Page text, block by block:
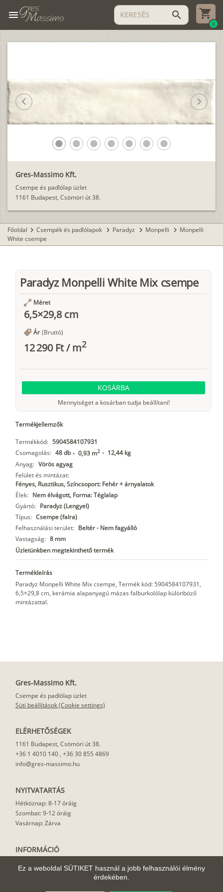
Ez a weboldal SÜTIKET használ a jobb felhasználói élmény
érdekében.
menu search
0
Gres-Massimo Kft.
Csempe és padlólap üzlet
1161 Budapest, Csömöri út 38.
lens lens lens lens lens lens lens
chevron_left chevron_right
Főoldal chevron_right Csempék és padlólapok chevron_right Paradyz chevron_right Monpelli chevron_right Monpelli
White csempe
Paradyz Monpelli White Mix csempe
Méret
6,5×29,8 cm
Ár (Bruttó)
12 290 Ft/m2
KOSÁRBA
Mennyiséget a kosárban tudja beállítani!
Termékjellemzők
Termékkód: 5904584107931
Csomagolás: 48 db - 0,93 m2 - 12,44 kg
Anyag: Vörös agyag
Felület és mintázat:
Fényes, Rusztikus, Színcsoport: Fehér + árnyalatok
Élek: Nem élvágott, Forma: Téglalap
Gyártó: Paradyz (Lengyel)
Típus: Csempe (falra)
Felhasználási terület: Beltér - Nem fagyálló
Vastagság: 8 mm
Üzletünkben megtekinthető termék
Termékleírás
Paradyz Monpelli White Mix csempe, Termék kód: 5904584107931,
6,5×29,8 cm, kerámia alapanyagú mázas falburkolólap különböző
mintázattal.
Gres-Massimo Kft.
Csempe és padlólap üzlet
Süti beállítások (Cookie settings)
ELÉRHETŐSÉGEK
1161 Budapest, Csömöri út 38.
+36 1 4010 140 , +36 30 855 4869
info@gres-massimo.hu
NYITVATARTÁS
Hétköznap: 8-17 óráig
Szombat: 9-12 óráig
Vasárnap: Zárva
INFORMÁCIÓ
Felhasználási javaslat